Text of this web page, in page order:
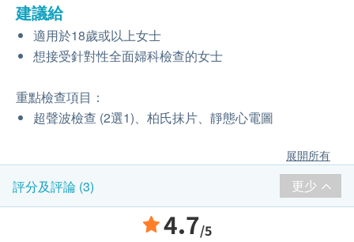
建議給
適用於18歲或以上女士
想接受針對性全面婦科檢查的女士
重點檢查項目：
超聲波檢查 (2選1)、柏氏抹片、靜態心電圖
展開所有
評分及評論 (3) 更少
4.7/5